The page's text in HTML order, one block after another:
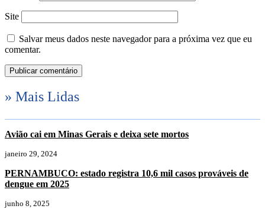
Site
Salvar meus dados neste navegador para a próxima vez que eu
comentar.
» Mais Lidas
Avião cai em Minas Gerais e deixa sete mortos
janeiro 29, 2024
PERNAMBUCO: estado registra 10,6 mil casos prováveis de
dengue em 2025
junho 8, 2025